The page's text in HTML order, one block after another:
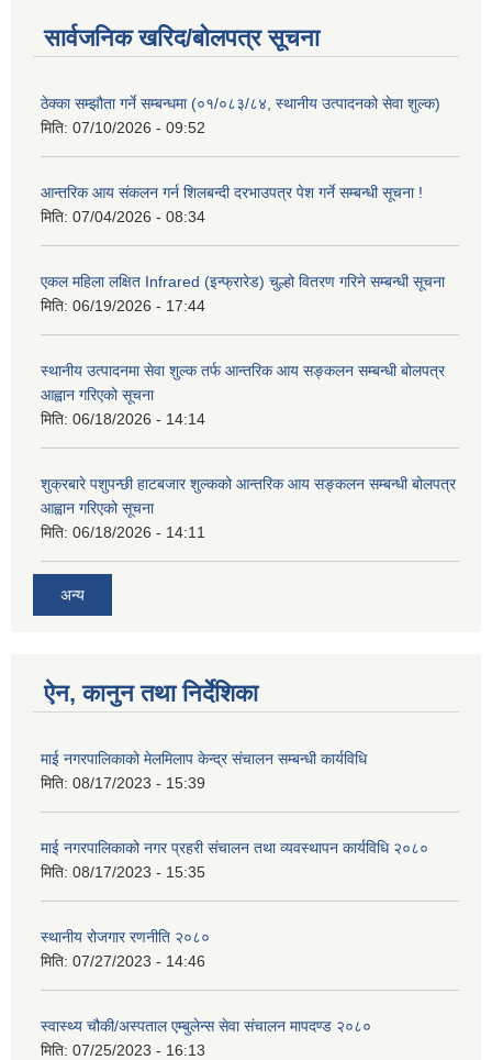
सार्वजनिक खरिद/बोलपत्र सूचना
ठेक्का सम्झौता गर्ने सम्बन्धमा (०१/०८३/८४, स्थानीय उत्पादनको सेवा शुल्क)
मिति: 07/10/2026 - 09:52
आन्तरिक आय संकलन गर्न शिलबन्दी दरभाउपत्र पेश गर्ने सम्बन्धी सूचना !
मिति: 07/04/2026 - 08:34
एकल महिला लक्षित Infrared (इन्फ्रारेड) चुल्हो वितरण गरिने सम्बन्धी सूचना
मिति: 06/19/2026 - 17:44
स्थानीय उत्पादनमा सेवा शुल्क तर्फ आन्तरिक आय सङ्कलन सम्बन्धी बोलपत्र
आह्वान गरिएको सूचना
मिति: 06/18/2026 - 14:14
शुक्रबारे पशुपन्छी हाटबजार शुल्कको आन्तरिक आय सङ्कलन सम्बन्धी बोलपत्र
आह्वान गरिएको सूचना
मिति: 06/18/2026 - 14:11
अन्य
ऐन, कानुन तथा निर्देशिका
माई नगरपालिकाको मेलमिलाप केन्द्र संचालन सम्बन्धी कार्यविधि
मिति: 08/17/2023 - 15:39
माई नगरपालिकाको नगर प्रहरी संचालन तथा व्यवस्थापन कार्यविधि २०८०
मिति: 08/17/2023 - 15:35
स्थानीय रोजगार रणनीति २०८०
मिति: 07/27/2023 - 14:46
स्वास्थ्य चौकी/अस्पताल एम्बुलेन्स सेवा संचालन मापदण्ड २०८०
मिति: 07/25/2023 - 16:13